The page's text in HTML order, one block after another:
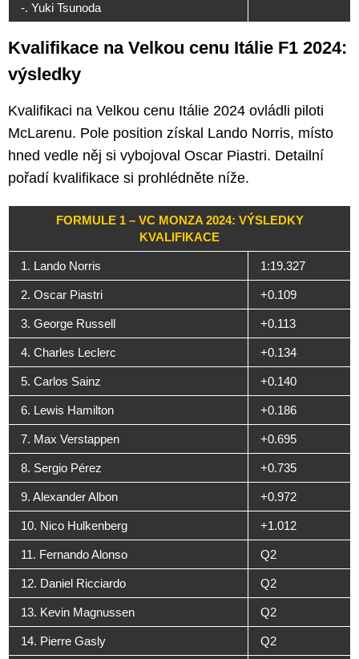
-. Yuki Tsunoda
Kvalifikace na Velkou cenu Itálie F1 2024:
výsledky
Kvalifikaci na Velkou cenu Itálie 2024 ovládli piloti
McLarenu. Pole position získal Lando Norris, místo
hned vedle něj si vybojoval Oscar Piastri. Detailní
pořadí kvalifikace si prohlédněte níže.
FORMULE 1 – VC MONZA 2024: VÝSLEDKY
KVALIFIKACE
1. Lando Norris 1:19.327
2. Oscar Piastri +0.109
3. George Russell +0.113
4. Charles Leclerc +0.134
5. Carlos Sainz +0.140
6. Lewis Hamilton +0.186
7. Max Verstappen +0.695
8. Sergio Pérez +0.735
9. Alexander Albon +0.972
10. Nico Hulkenberg +1.012
11. Fernando Alonso Q2
12. Daniel Ricciardo Q2
13. Kevin Magnussen Q2
14. Pierre Gasly Q2